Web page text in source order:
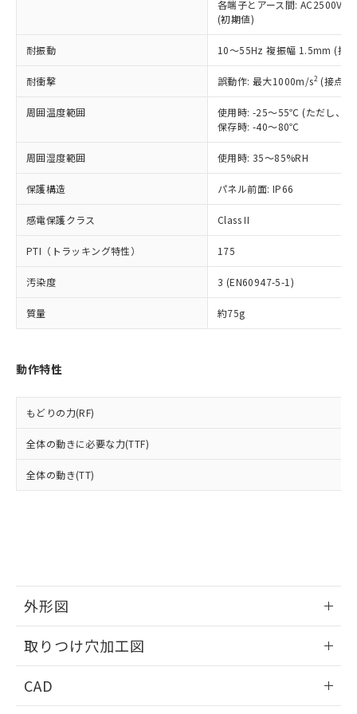
各端子とアース間: AC2500V
(初期値)
耐振動 10～55Hz 複振幅 1.5mm (接
耐衝撃 誤動作: 最大1000m/s2 (接点
周囲温度範囲
使用時: -25～55℃ (ただし、氷
保存時: -40～80℃
周囲湿度範囲 使用時: 35～85%RH
保護構造 パネル前面: IP66
感電保護クラス Class II
PTI（トラッキング特性） 175
汚染度 3 (EN60947-5-1)
質量 約75g
動作特性
もどりの力(RF)
全体の動きに必要な力(TTF)
全体の動き(TT)
外形図
取りつけ穴加工図
CAD
ことをご了承ください。
在庫状況および標準価格照会結果は、
タに基づき作成されるものであり、閲
覧された時点での実際の在庫および標
正式な納期状況および標準価格はお客
様のお取引先、またはお客様担当のオ
ムロン制御機器販売店・当社販売員に
オムロン制御機器販売店や当社販売拠
販売ネットワーク
」をご確認
ください。
在庫状況および標準価格結果を当社の
事前の承諾なく第三者に漏洩または開
示しないようお願いします。
マイパーツ機能（部品リスト作成サー
ビス）をご利用いただくには、I-Web
メンバーズにご登録されている必要が
および当社の共同利用者が、当社の製
品・サービスに関するお客様との取
をご了承ください。
の共同利用に関して"
用者の範囲」に記載されている法人を
むを得ず変更することがあります。
鉛(Pb) 1000ppm以下、 水銀(Hg) 1000ppm以下、 カド
六価クロム(Cr(Ⅵ)) 1000ppm以下、ポリ臭化ビフェニル
類(PBB) 1000ppm以下、ポリ臭化ジフェニルエーテル類
(PBDE) 1000ppm以下、フタル酸ビス(2-エチルヘキシ
ル) (DEHP)(別名：DOP) 1000ppm以下、フタル酸ブチ
ルベンジル（BBP） 1000ppm以下、フタル酸ジブチル
（DBP） 1000ppm以下、フタル酸ジイソブチル
(DIBP) 1000ppm以下
但し、RoHS指令で産業用監視および制御機器に対する
フタル酸エステル類の４物質については閾値を超える意
図的な使用がないことを確認しています。
※2 対応予定月
部品在庫の切り替え状況などにより、予定
月が前後することがあります。
とができます。
EU RoHS指令（10物質）の非含有証明書
51物質の非含有証明書（当社基準）
※本証明書は発行日時点で非含有を証明す
欄に対応日を記載しておりました。
既に当社にて対応品への在庫切替を完了
り、2022年1月12日より割愛しておりま
す。
「－」：未確認です。当社販売部門へお問
*中国RoHS10物質の基準値 (GB/T26572)：
Pb(鉛) :1000ppm、 Hg(水銀) : 1000ppm、 Cd(カドミウ
Cr(Ⅵ)(六価クロム) : 1000ppm、 PBBs(ポリ臭化ビフェ
ニル類) : 1000ppm、 PBDEs(ポリ臭化ジフェニルエーテ
ル) : 1000ppm、
DEHP(フタル酸ビス(2-エチルヘキシル)) : 1000ppm
※2 環境保護使用期限
「ｅ」：有害物質（10物質）のすべてが基
準値以下であることを示します。
「10」：通常の使用状況下において有害物
質が外部に漏えいし、環境に深刻な影響を
及ぼさない年数を意味します。
当社は、これら貴社製品のうち、外国
為替および外国貿易法に定める商品
（以下｢規制貨物等」という）を輸出
または国外への提供する場合は、日本
国政府の輸出許可(または役務取引許
可)を取得するなどの必要な手続きを
当社は規制貨物を破棄する場合は、完
いよう必要な手段を講じます。
当社は貴社製品を、核兵器、ミサイ
ル、化学兵器、生物兵器またはその他
武器並びにこれらの製造装置等に一切
使用いたしません。
当社は、貴社製品を第三者に販売する
場合は、上記1、2および3の内容を当
該第三者に通知します。また当社は、
販売先および販売に係わる関係者が違
り引きをいたしません。
○ 一定数以上の在庫あり
△ 一定数には満たないが在庫あり
在庫なし(最新の在庫状況につ
いては、お客様のお取引先、ま
たはお客様担当のオムロン制御
機器販売店・当社販売員にご確
認ください)
受注生産機種、また在庫状況の
情報を公開していない機種